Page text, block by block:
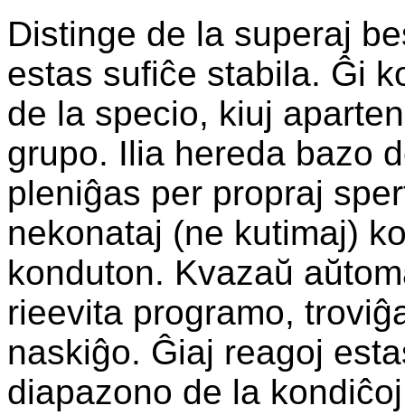
Distinge de la superaj
estas sufiĉe stabila. Ĝi
de la specio, kiuj
grupo. Ilia hereda bazo
pleniĝas per propraj
nekonataj (ne kutimaj)
konduton. Kvazaŭ
rieevita programo,
naskiĝo. Ĝiaj reagoj
diapazono de la